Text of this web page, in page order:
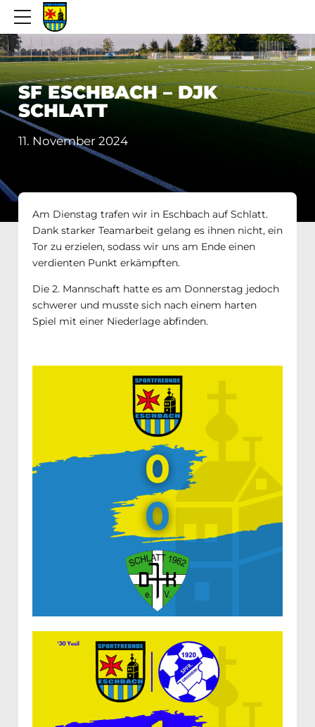
SF ESCHBACH – DJK
SCHLATT
11. November 2024
Am Dienstag trafen wir in Eschbach auf Schlatt.
Dank starker Teamarbeit gelang es ihnen nicht, ein
Tor zu erzielen, sodass wir uns am Ende einen
verdienten Punkt erkämpften.
Die 2. Mannschaft hatte es am Donnerstag jedoch
schwerer und musste sich nach einem harten
Spiel mit einer Niederlage abfinden.